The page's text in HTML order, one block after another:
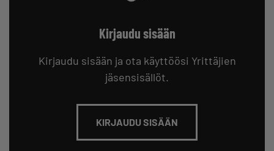
Kirjaudu sisään
Kirjaudu sisään ja ota käyttöösi Yrittäjien
jäsensisällöt.
KIRJAUDU SISÄÄN